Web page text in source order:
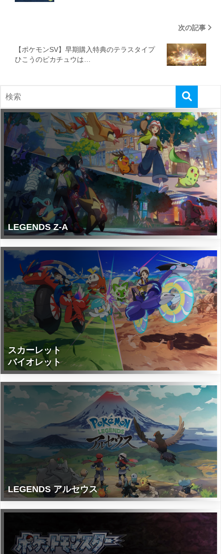
次の記事
【ポケモンSV】早期購入特典のテラスタイプ
ひこうのピカチュウは…
LEGENDS Z-A
スカーレット
バイオレット
LEGENDS アルセウス